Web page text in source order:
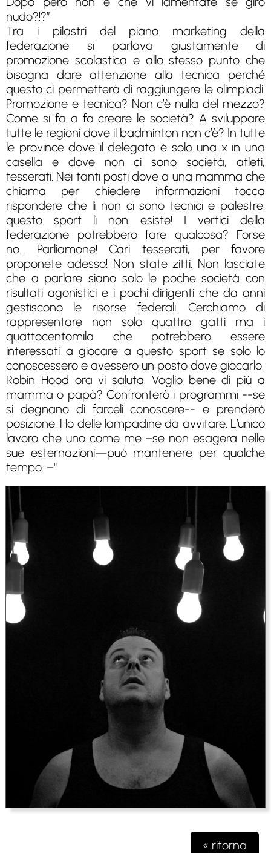
nudo?!?”
Tra i pilastri del piano marketing della
federazione si parlava giustamente di
promozione scolastica e allo stesso punto che
bisogna dare attenzione alla tecnica perché
questo ci permetterà di raggiungere le olimpiadi.
Promozione e tecnica? Non c’è nulla del mezzo?
Come si fa a fa creare le società? A sviluppare
tutte le regioni dove il badminton non c’è? In tutte
le province dove il delegato è solo una x in una
casella e dove non ci sono società, atleti,
tesserati. Nei tanti posti dove a una mamma che
chiama per chiedere informazioni tocca
rispondere che lì non ci sono tecnici e palestre:
questo sport lì non esiste! I vertici della
federazione potrebbero fare qualcosa? Forse
no… Parliamone! Cari tesserati, per favore
proponete adesso! Non state zitti. Non lasciate
che a parlare siano solo le poche società con
risultati agonistici e i pochi dirigenti che da anni
gestiscono le risorse federali. Cerchiamo di
rappresentare non solo quattro gatti ma i
quattocentomila che potrebbero essere
interessati a giocare a questo sport se solo lo
conoscessero e avessero un posto dove giocarlo.
Robin Hood ora vi saluta. Voglio bene di più a
mamma o papà? Confronterò i programmi --se
si degnano di farceli conoscere-- e prenderò
posizione. Ho delle lampadine da avvitare. L’unico
lavoro che uno come me –se non esagera nelle
sue esternazioni—può mantenere per qualche
tempo. –"
« ritorna